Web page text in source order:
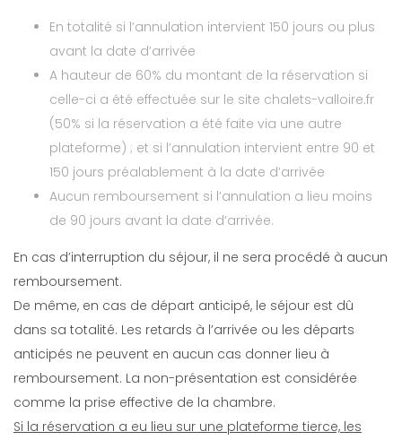
En totalité si l’annulation intervient 150 jours ou plus
avant la date d’arrivée
A hauteur de 60% du montant de la réservation si
celle-ci a été effectuée sur le site chalets-valloire.fr
(50% si la réservation a été faite via une autre
plateforme) ; et si l’annulation intervient entre 90 et
150 jours préalablement à la date d’arrivée
Aucun remboursement si l’annulation a lieu moins
de 90 jours avant la date d’arrivée.
En cas d’interruption du séjour, il ne sera procédé à aucun
remboursement.
De même, en cas de départ anticipé, le séjour est dû
dans sa totalité. Les retards à l’arrivée ou les départs
anticipés ne peuvent en aucun cas donner lieu à
remboursement. La non-présentation est considérée
comme la prise effective de la chambre.
Si la réservation a eu lieu sur une plateforme tierce, les